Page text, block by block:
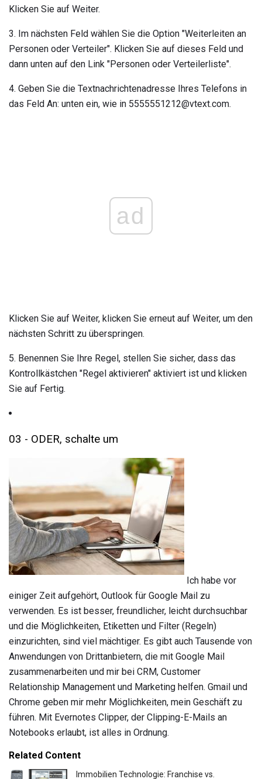
Klicken Sie auf Weiter.
3. Im nächsten Feld wählen Sie die Option "Weiterleiten an
Personen oder Verteiler". Klicken Sie auf dieses Feld und
dann unten auf den Link "Personen oder Verteilerliste".
4. Geben Sie die Textnachrichtenadresse Ihres Telefons in
das Feld An: unten ein, wie in 5555551212@vtext.com.
ad
Klicken Sie auf Weiter, klicken Sie erneut auf Weiter, um den
nächsten Schritt zu überspringen.
5. Benennen Sie Ihre Regel, stellen Sie sicher, dass das
Kontrollkästchen "Regel aktivieren" aktiviert ist und klicken
Sie auf Fertig.
03 - ODER, schalte um
Ich habe vor
einiger Zeit aufgehört, Outlook für Google Mail zu
verwenden. Es ist besser, freundlicher, leicht durchsuchbar
und die Möglichkeiten, Etiketten und Filter (Regeln)
einzurichten, sind viel mächtiger. Es gibt auch Tausende von
Anwendungen von Drittanbietern, die mit Google Mail
zusammenarbeiten und mir bei CRM, Customer
Relationship Management und Marketing helfen. Gmail und
Chrome geben mir mehr Möglichkeiten, mein Geschäft zu
führen. Mit Evernotes Clipper, der Clipping-E-Mails an
Notebooks erlaubt, ist alles in Ordnung.
Related Content
Immobilien Technologie: Franchise vs.